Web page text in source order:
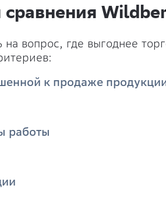
на вопрос, где выгоднее
к продаже
работы